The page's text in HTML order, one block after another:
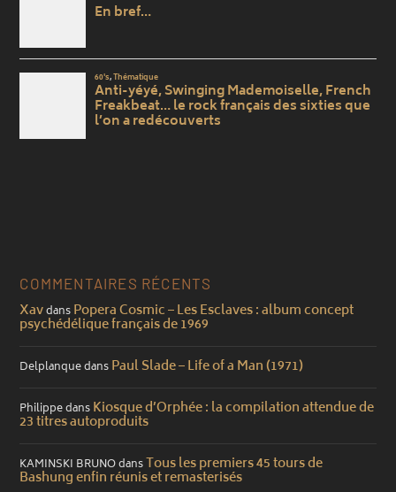
COMMENTAIRES RÉCENTS
XavdansPopera Cosmic – Les Esclaves : album concept
psychédélique français de 1969
DelplanquedansPaul Slade – Life of a Man (1971)
PhilippedansKiosque d’Orphée : la compilation attendue de
23 titres autoproduits
KAMINSKI BRUNOdansTous les premiers 45 tours de
Bashung enfin réunis et remasterisés